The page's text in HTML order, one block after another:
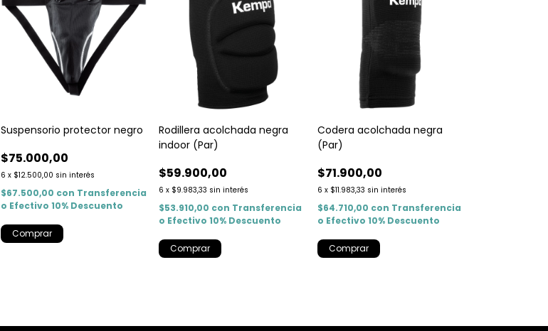
Suspensorio protector negro
$75.000,00
6 x $12.500,00 sin interés
$67.500,00 con Transferencia
o Efectivo 10% Descuento
Comprar
Rodillera acolchada negra
indoor (Par)
$59.900,00
6 x $9.983,33 sin interés
$53.910,00 con Transferencia
o Efectivo 10% Descuento
Comprar
Codera acolchada negra
(Par)
$71.900,00
6 x $11.983,33 sin interés
$64.710,00 con Transferencia
o Efectivo 10% Descuento
Comprar